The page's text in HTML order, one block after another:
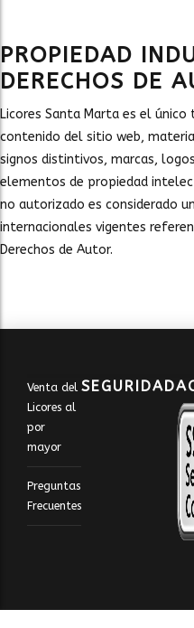
PROPIEDAD
DERECHOS DE
Licores Santa Marta es el
contenido del sitio web,
signos distintivos, marcas,
elementos de propiedad
no autorizado es considerado
internacionales vigentes
Derechos de Autor.
Venta del
Licores al
por
mayor
Preguntas
Frecuentes
SEGURIDAD